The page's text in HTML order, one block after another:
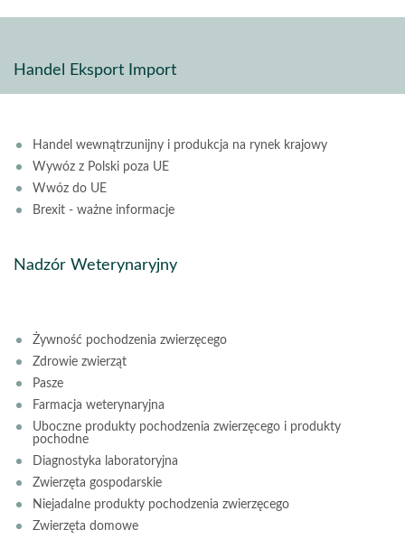
Handel Eksport Import
Handel wewnątrzunijny i produkcja na rynek krajowy
Wywóz z Polski poza UE
Wwóz do UE
Brexit - ważne informacje
Nadzór Weterynaryjny
Żywność pochodzenia zwierzęcego
Zdrowie zwierząt
Pasze
Farmacja weterynaryjna
Uboczne produkty pochodzenia zwierzęcego i produkty
pochodne
Diagnostyka laboratoryjna
Zwierzęta gospodarskie
Niejadalne produkty pochodzenia zwierzęcego
Zwierzęta domowe